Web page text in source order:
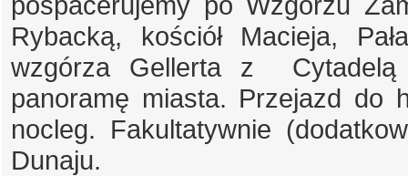
Rybacką, kościół Macieja,
wzgórza Gellerta z Cytadelą
panoramę miasta. Przejazd do
nocleg. Fakultatywnie
Dunaju.